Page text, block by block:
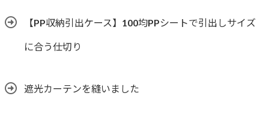
【PP収納引出ケース】100均PPシートで引出しサイズ
に合う仕切り
遮光カーテンを縫いました